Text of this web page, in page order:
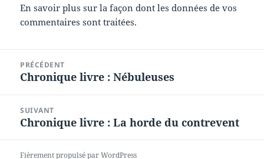
En savoir plus sur la façon dont les données de vos
commentaires sont traitées.
l’article
PRÉCÉDENT
Article
Chronique livre : Nébuleuses
SUIVANT
Article
Chronique livre : La horde du contrevent
Fièrement propulsé par WordPress